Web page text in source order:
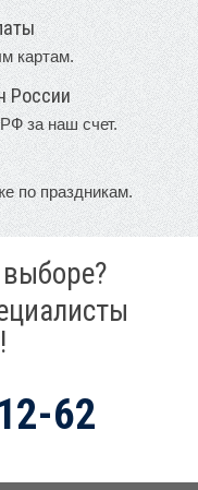
картам.
России
за наш счет.
по праздникам.
62